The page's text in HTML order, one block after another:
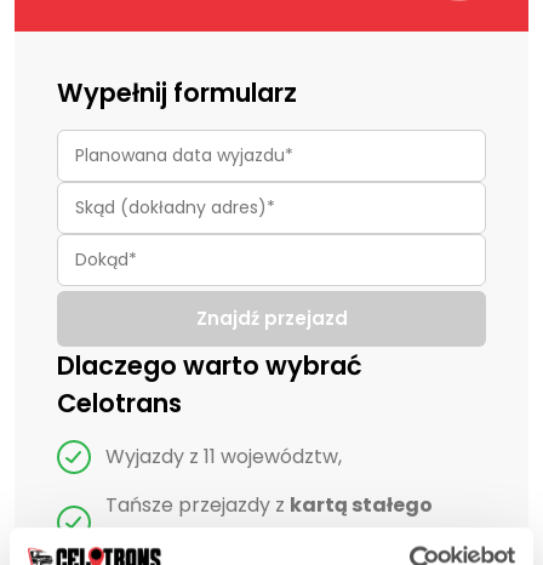
Wypełnij formularz
Znajdź przejazd
Dlaczego warto wybrać
Celotrans
Wyjazdy z 11 województw,
Tańsze przejazdy z kartą stałego